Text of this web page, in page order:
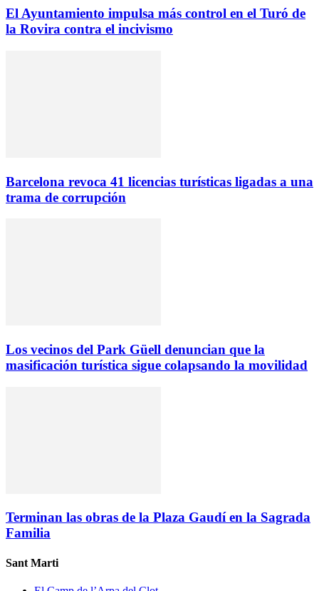
El Ayuntamiento impulsa más control en el Turó de
la Rovira contra el incivismo
Barcelona revoca 41 licencias turísticas ligadas a una
trama de corrupción
Los vecinos del Park Güell denuncian que la
masificación turística sigue colapsando la movilidad
Terminan las obras de la Plaza Gaudí en la Sagrada
Familia
Sant Marti